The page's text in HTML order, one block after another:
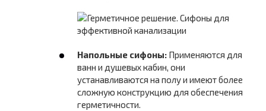
Напольные сифоны: Применяются для
ванн и душевых кабин, они
устанавливаются на полу и имеют более
сложную конструкцию для обеспечения
герметичности.